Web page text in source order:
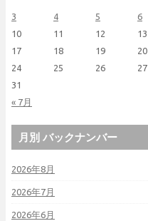
« 7月
3
4 5 6
10
11 12 13
17
18 19 20
24
25 26 27
31
月別 バックナンバー
2026年8月
2026年7月
2026年6月